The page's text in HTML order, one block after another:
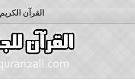
القرآن الكريم